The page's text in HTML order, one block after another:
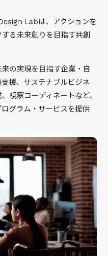
Labは、アクションを
る未来創りを目指す共創
の実現を目指す企業・自
援、サステナブルビジネ
視察コーディネートなど、
グラム・サービスを提供